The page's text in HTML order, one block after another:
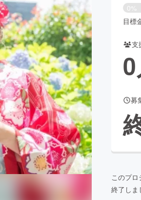
アニメ・漫画
ビューティー・ヘル
for Social GoodCAMPFIRE Creation
ふるさと納税machi-yaコミュニティ
0%
目標
支
0
募
このプロ
終了しま